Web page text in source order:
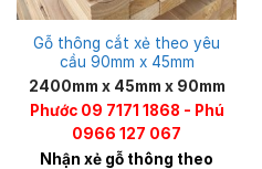
Gỗ thông cắt xẻ theo yêu
cầu 90mm x 45mm
2400mm x 45mm x 90mm
Phước 09 7171 1868 - Phú
0966 127 067
Nhận xẻ gỗ thông theo